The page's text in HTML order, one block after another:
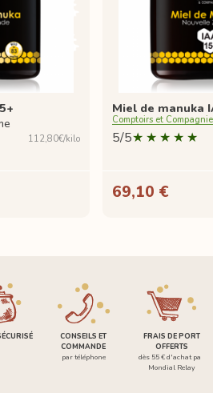
112,80€/kilo
Miel de manuka
Comptoirs et
5/5
69,10 €
CONSEILS ET
COMMANDE
par téléphone
FRAIS DE PORT
OFFERTS
dès 55 € d'achat par
Mondial Relay